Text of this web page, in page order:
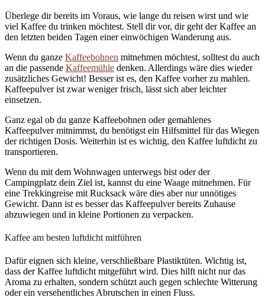
Überlege dir bereits im Voraus, wie lange du reisen wirst und wie
viel Kaffee du trinken möchtest. Stell dir vor, dir geht der Kaffee an
den letzten beiden Tagen einer einwöchigen Wanderung aus.
Wenn du ganze Kaffeebohnen mitnehmen möchtest, solltest du auch
an die passende Kaffeemühle denken. Allerdings wäre dies wieder
zusätzliches Gewicht! Besser ist es, den Kaffee vorher zu mahlen.
Kaffeepulver ist zwar weniger frisch, lässt sich aber leichter
einsetzen.
Ganz egal ob du ganze Kaffeebohnen oder gemahlenes
Kaffeepulver mitnimmst, du benötigst ein Hilfsmittel für das Wiegen
der richtigen Dosis. Weiterhin ist es wichtig, den Kaffee luftdicht zu
transportieren.
Wenn du mit dem Wohnwagen unterwegs bist oder der
Campingplatz dein Ziel ist, kannst du eine Waage mitnehmen. Für
eine Trekkingreise mit Rucksack wäre dies aber nur unnötiges
Gewicht. Dann ist es besser das Kaffeepulver bereits Zuhause
abzuwiegen und in kleine Portionen zu verpacken.
Kaffee am besten luftdicht mitführen
Dafür eignen sich kleine, verschließbare Plastiktüten. Wichtig ist,
dass der Kaffee luftdicht mitgeführt wird. Dies hilft nicht nur das
Aroma zu erhalten, sondern schützt auch gegen schlechte Witterung
oder ein versehentliches Abrutschen in einen Fluss.